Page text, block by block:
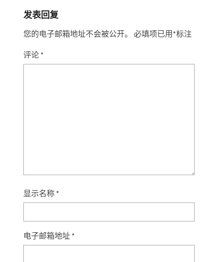
发表回复
您的电子邮箱地址不会被公开。 必填项已用*标注
评论 *
显示名称 *
电子邮箱地址 *